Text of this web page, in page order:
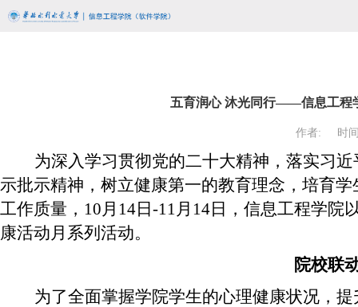
五育润心 沐光同行——信息工程
作者: 时
为深入学习贯彻党的二十大精神，落实习
示批示精神，树立健康第一的教育理念，培育
工作质量，10月14日-11月14日，信息工程学院
康活动月系列活动。
院校联
为了全面掌握学院学生的心理健康状况，